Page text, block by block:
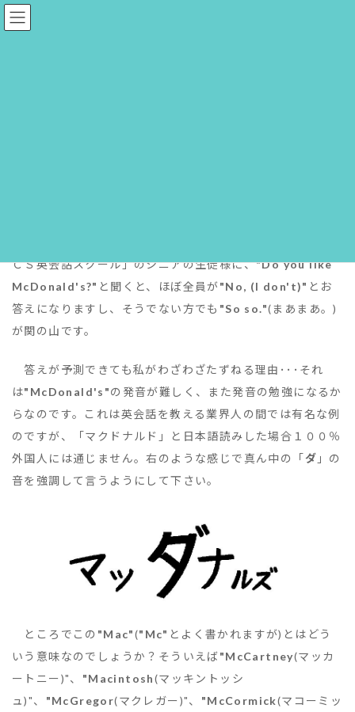
コ
ン
ナ
ビ
ＣＳ英会話スクール」のシニアの生徒様に、"Do you like
McDonald's?" と聞くと、ほぼ全員が "No, (I don't)" とお
答えになりますし、そうでない方でも "So so."(まあまあ。)
が関の山です。
答えが予測できても私がわざわざたずねる理由･･･それ
は"McDonald's"の発音が難しく、また発音の勉強になるか
らなのです。これは英会話を教える業界人の間では有名な例
のですが、「マクドナルド」と日本語読みした場合１００％
外国人には通じません。右のような感じで真ん中の「ダ 」の
音を強調して言うようにして下さい。
ところでこの "Mac"("Mc" とよく書かれますが)とはどう
いう意味なのでしょうか？そういえば"McCartney(マッカ
ートニー)"、 "Macintosh(マッキントッシ
ュ)"、 "McGregor(マクレガー)"、 "McCormick(マコーミッ